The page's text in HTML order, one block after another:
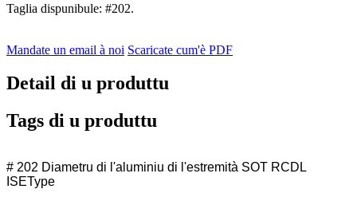
Taglia dispunibule: #202.
Mandate un email à noi Scaricate cum'è PDF
Detail di u produttu
Tags di u produttu
# 202 Diametru di l'aluminiu di l'estremità SOT RCDL
ISEType